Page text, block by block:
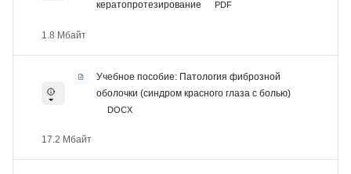
кератопротезирование
PDF
1.8 Мбайт
Учебное пособие: Патология фиброзной
оболочки (синдром красного глаза с болью)
DOCX
17.2 Мбайт